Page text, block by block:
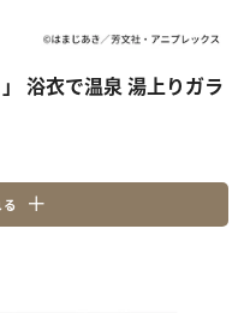
浴衣で温泉 湯上りガラ